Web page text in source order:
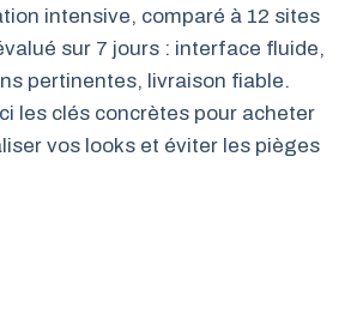
intensive, comparé à 12 sites
sur 7 jours : interface fluide,
pertinentes, livraison fiable.
les clés concrètes pour acheter
vos looks et éviter les pièges